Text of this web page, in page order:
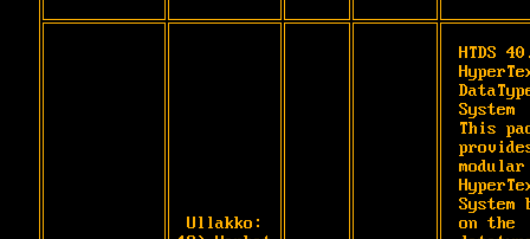
Ullakko:
HTDS
System
This
modular
System
on the